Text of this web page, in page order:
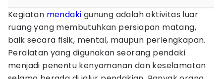
Kegiatan mendaki gunung adalah aktivitas luar
ruang yang membutuhkan persiapan matang,
baik secara fisik, mental, maupun perlengkapan.
Peralatan yang digunakan seorang pendaki
menjadi penentu kenyamanan dan keselamatan